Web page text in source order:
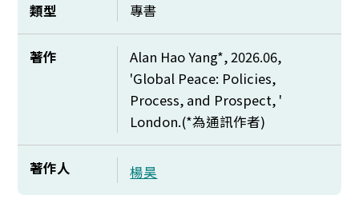
類型 專書
著作
Alan Hao Yang*, 2026.06,
'Global Peace: Policies,
Process, and Prospect, '
London.(*為通訊作者)
著作人 楊昊